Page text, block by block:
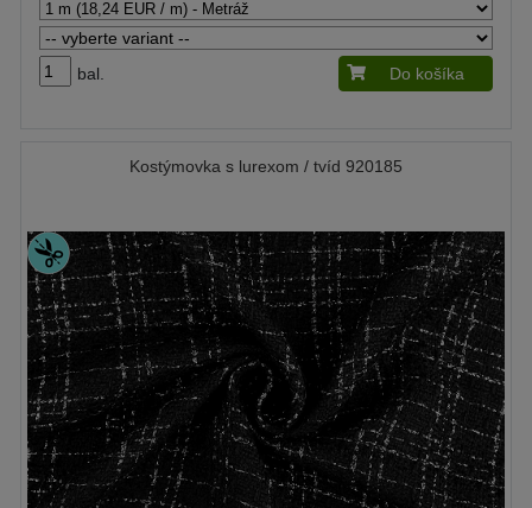
bal. Do košíka
Kostýmovka s lurexom / tvíd 920185